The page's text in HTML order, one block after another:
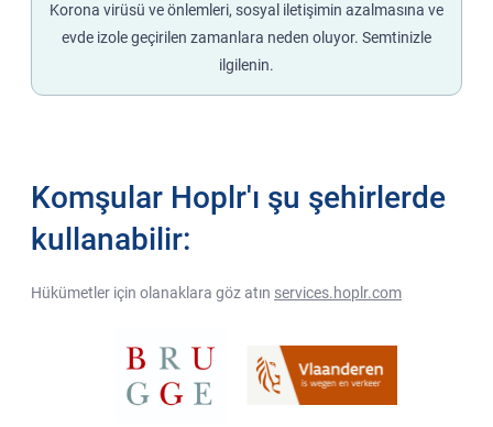
Korona virüsü ve önlemleri, sosyal iletişimin azalmasına ve
evde izole geçirilen zamanlara neden oluyor. Semtinizle
ilgilenin.
Komşular Hoplr'ı şu şehirlerde
kullanabilir:
Hükümetler için olanaklara göz atın services.hoplr.com